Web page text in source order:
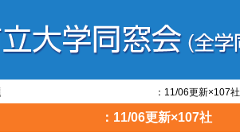
に掲載の話題 ：11/06更新×107社
：11/06更新×107社